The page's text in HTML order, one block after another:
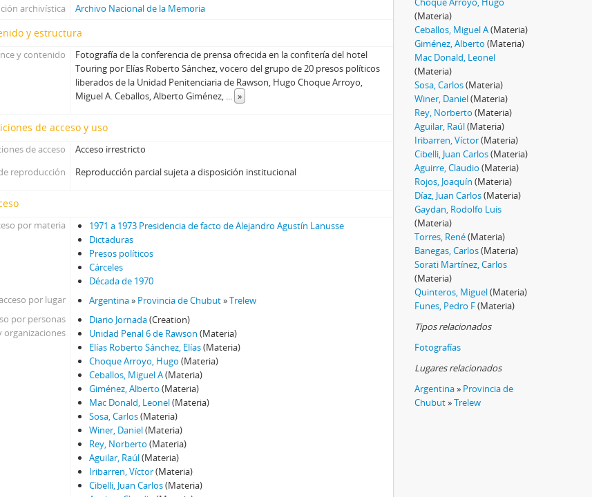
archivística
Archivo Nacional de la Memoria
y estructura
y contenido
Fotografía de la conferencia de prensa ofrecida en la confitería del hotel
Touring por Elías Roberto Sánchez, vocero del grupo de 20 presos políticos
liberados de la Unidad Penitenciaria de Rawson, Hugo Choque Arroyo,
Miguel A. Ceballos, Alberto Giménez,
»
de acceso y uso
de acceso
Acceso irrestricto
reproducción
Reproducción parcial sujeta a disposición institucional
por materia
1971 a 1973 Presidencia de facto de Alejandro Agustín Lanusse
Dictaduras
Presos políticos
Cárceles
Década de 1970
por lugar
Argentina» Provincia de Chubut»Trelew
por personas
organizaciones
Diario Jornada(Creation)
Unidad Penal 6 de Rawson (Materia)
Elías Roberto Sánchez, Elías(Materia)
Choque Arroyo, Hugo (Materia)
Ceballos, Miguel A(Materia)
Giménez, Alberto (Materia)
Mac Donald, Leonel(Materia)
Sosa, Carlos(Materia)
Winer, Daniel(Materia)
Rey, Norberto (Materia)
Aguilar, Raúl(Materia)
Iribarren, Víctor(Materia)
Cibelli, Juan Carlos(Materia)
(Materia)
Ceballos, Miguel A(Materia)
Giménez, Alberto (Materia)
Mac Donald, Leonel
(Materia)
Sosa, Carlos(Materia)
Winer, Daniel(Materia)
Rey, Norberto (Materia)
Aguilar, Raúl(Materia)
Iribarren, Víctor(Materia)
Cibelli, Juan Carlos(Materia)
Aguirre, Claudio (Materia)
Rojos, Joaquín (Materia)
Díaz, Juan Carlos(Materia)
Gaydan, Rodolfo Luis
(Materia)
Torres, René(Materia)
Banegas, Carlos(Materia)
Sorati Martínez, Carlos
(Materia)
Quinteros, Miguel(Materia)
Funes, Pedro F(Materia)
Tipos relacionados
Fotografías
Lugares relacionados
Argentina» Provincia de
Chubut»Trelew